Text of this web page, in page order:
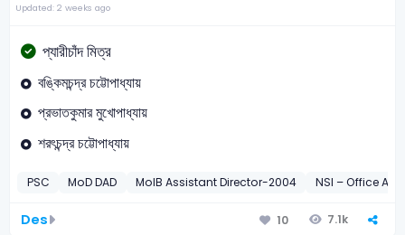
Updated: 2 weeks ago
প্যারীচাঁদ মিত্র
বঙ্কিমচন্দ্র চট্টোপাধ্যায়
প্রভাতকুমার মুখোপাধ্যায়
শরৎচন্দ্র চট্টোপাধ্যায়
PSC MoD DAD MoIB Assistant Director-2004 NSI – Office
Des 10 7.1k